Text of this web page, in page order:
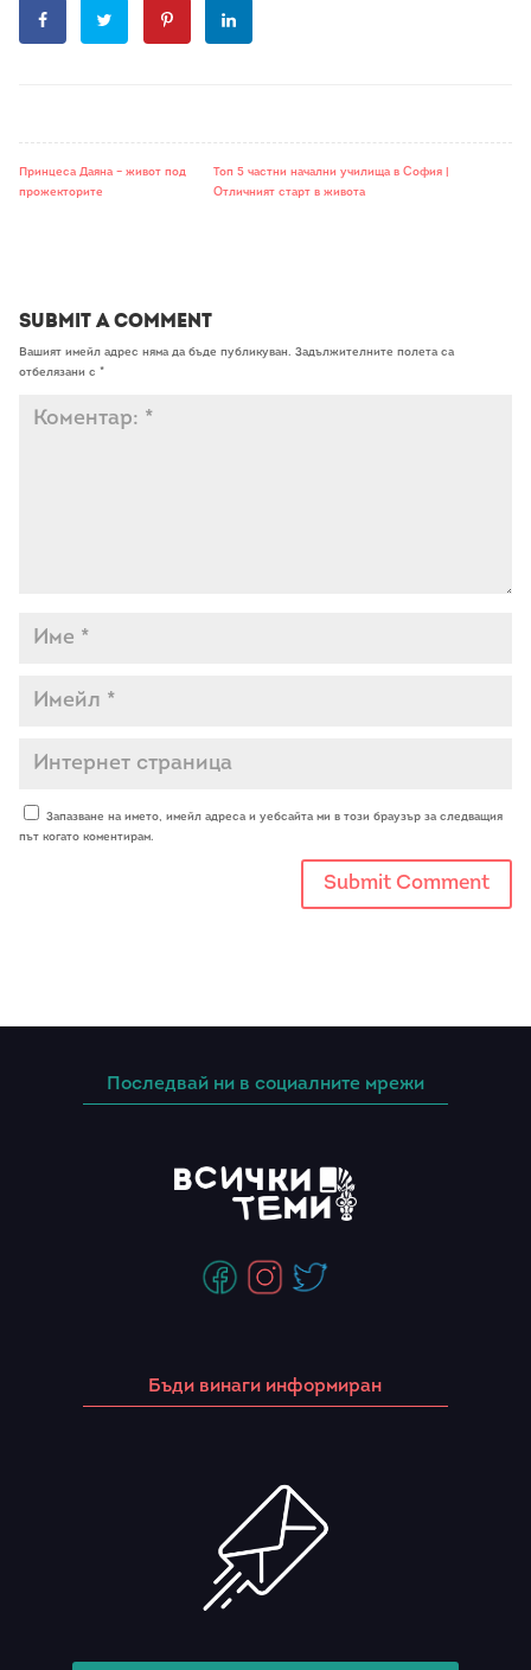
Принцеса Даяна – живот под
прожекторите
Топ 5 частни начални училища в София |
Отличният старт в живота
Submit a Comment
Вашият имейл адрес няма да бъде публикуван. Задължителните полета са
отбелязани с *
Запазване на името, имейл адреса и уебсайта ми в този браузър за следващия
път когато коментирам.
Последвай ни в социалните мрежи
Бъди винаги информиран